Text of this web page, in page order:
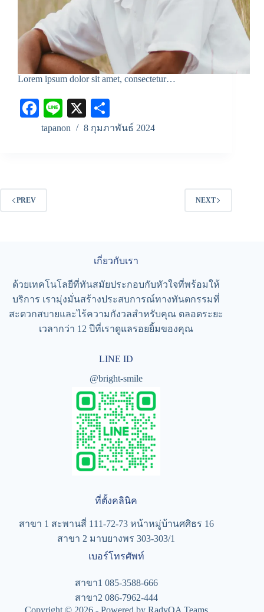
Lorem ipsum dolor sit amet, consectetur…
Fa
ce
Li
ne
X
ha
tapanon 8 กุมภาพันธ์ 2024
PREV NEXT
เกี่ยวกับเรา
ด้วยเทคโนโลยีที่ทันสมัยประกอบกับหัวใจที่พร้อมให้
บริการ เรามุ่งมั่นสร้างประสบการณ์ทางทันตกรรมที่
สะดวกสบายและไร้ความกังวลสำหรับคุณ ตลอดระยะ
เวลากว่า 12 ปีที่เราดูแลรอยยิ้มของคุณ
LINE ID
@bright-smile
ที่ตั้งคลินิค
สาขา 1 สะพานสี่ 111-72-73 หน้าหมู่บ้านศศิธร 16
สาขา 2 มาบยางพร 303-303/1
เบอร์โทรศัพท์
สาขา1 085-3588-666
สาขา2 086-7962-444